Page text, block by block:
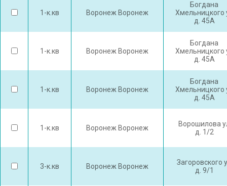
1-к.кв Воронеж Воронеж
Богдана
Хмельницкого
д. 45А
1-к.кв Воронеж Воронеж
Богдана
Хмельницкого
д. 45А
1-к.кв Воронеж Воронеж
Богдана
Хмельницкого
д. 45А
1-к.кв Воронеж Воронеж
Ворошилова
д. 1/2
3-к.кв Воронеж Воронеж
Загоровского
д. 9/1